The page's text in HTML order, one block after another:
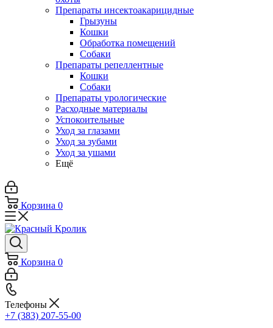
Препараты инсектоакарицидные
Грызуны
Кошки
Обработка помещений
Собаки
Препараты репеллентные
Кошки
Собаки
Препараты урологические
Расходные материалы
Успокоительные
Уход за глазами
Уход за зубами
Уход за ушами
Ещё
Корзина 0
Корзина 0
Телефоны
+7 (383) 207-55-00